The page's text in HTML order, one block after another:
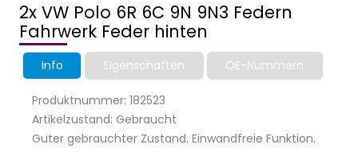
2x VW Polo 6R 6C 9N 9N3 Federn
Fahrwerk Feder hinten
Info Eigenschaften OE-Nummern
Produktnummer: 182523
Artikelzustand: Gebraucht
Guter gebrauchter Zustand. Einwandfreie Funktion.